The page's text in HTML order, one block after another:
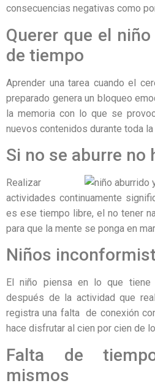
consecuencias negativas como
Querer que el
de tiempo
Aprender una tarea cuando el
preparado genera un bloqueo
la memoria con lo que se
nuevos contenidos durante toda la
Si no se aburre no
Realizar
actividades continuamente
es ese tiempo libre, el no tener
para que la mente se ponga en
Niños
El niño piensa en lo que
después de la actividad que
registra una falta de conexión
hace disfrutar al cien por cien de
Falta de
mismos